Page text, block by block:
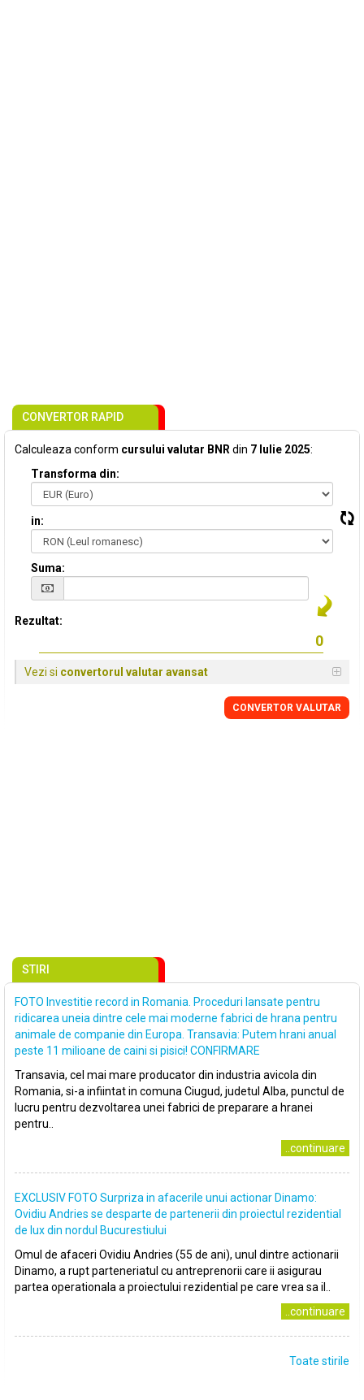
CONVERTOR RAPID
Calculeaza conform cursului valutar BNR din 7 Iulie 2025:
Transforma din:
in:
Suma:
Rezultat:
Vezi si convertorul valutar avansat
CONVERTOR VALUTAR
STIRI
FOTO Investitie record in Romania. Proceduri lansate pentru
ridicarea uneia dintre cele mai moderne fabrici de hrana pentru
animale de companie din Europa. Transavia: Putem hrani anual
peste 11 milioane de caini si pisici! CONFIRMARE
Transavia, cel mai mare producator din industria avicola din
Romania, si-a infiintat in comuna Ciugud, judetul Alba, punctul de
lucru pentru dezvoltarea unei fabrici de preparare a hranei
pentru..
..continuare
EXCLUSIV FOTO Surpriza in afacerile unui actionar Dinamo:
Ovidiu Andries se desparte de partenerii din proiectul rezidential
de lux din nordul Bucurestiului
Omul de afaceri Ovidiu Andries (55 de ani), unul dintre actionarii
Dinamo, a rupt parteneriatul cu antreprenorii care ii asigurau
partea operationala a proiectului rezidential pe care vrea sa il..
..continuare
Toate stirile